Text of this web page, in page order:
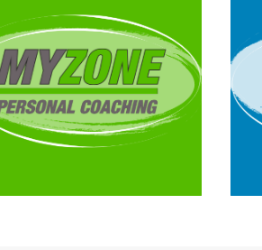
Training
–
39,90€ / Training